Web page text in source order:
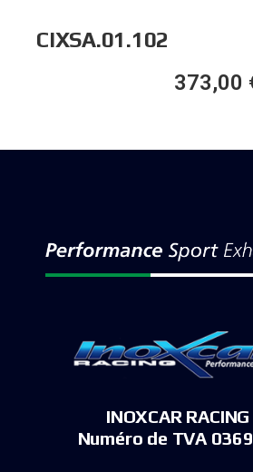
CIXSA.01.102
373,00
INOXCAR
Numéro de TVA